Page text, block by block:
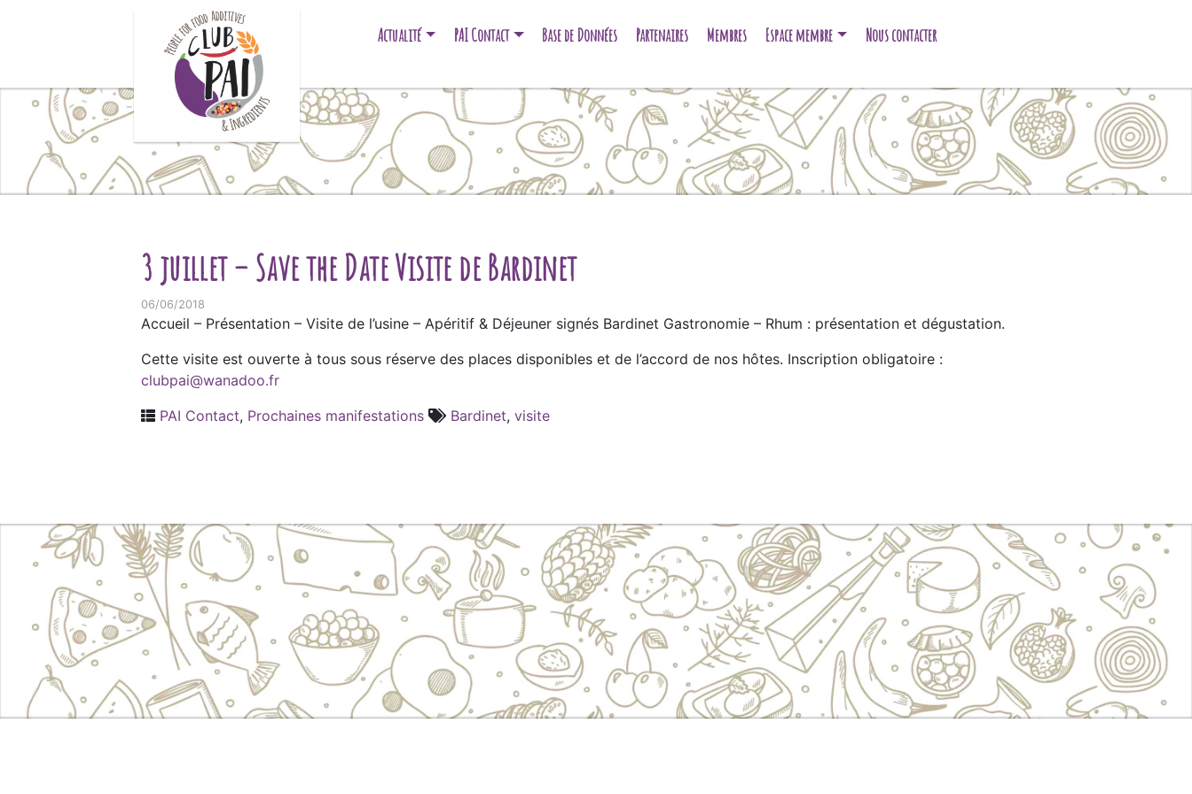
Actualité PAI Contact Base de Données Partenaires Membres Espace membre Nous contacter
3 juillet – Save the Date Visite de Bardinet
06/06/2018
Accueil – Présentation – Visite de l’usine – Apéritif & Déjeuner signés Bardinet Gastronomie – Rhum : présentation et dégustation.
Cette visite est ouverte à tous sous réserve des places disponibles et de l’accord de nos hôtes. Inscription obligatoire :
clubpai@wanadoo.fr
PAI Contact, Prochaines manifestations Bardinet, visite